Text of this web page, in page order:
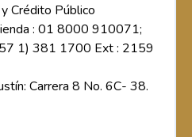
Crédito Público
: 01 8000 910071;
1) 381 1700 Ext : 2159
Carrera 8 No. 6C- 38.